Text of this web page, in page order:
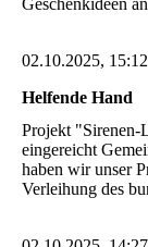
Geschenkideen
02.10.2025, 15:12
Helfende Hand
Projekt "Sirenen-
eingereicht
haben wir unser
Verleihung des